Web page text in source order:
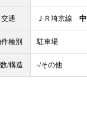
交通 ＪＲ埼京線
種別 駐車場
/構造 -/その他